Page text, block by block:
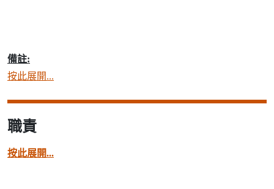
備註:
按此展開...
職責
按此展開...